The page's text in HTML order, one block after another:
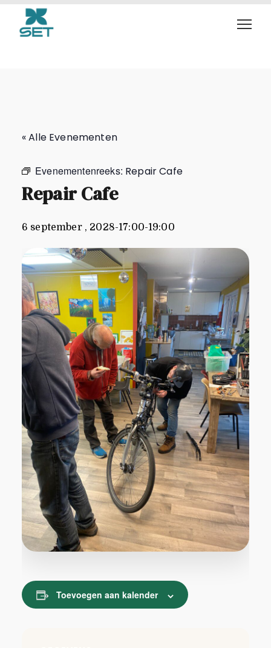
Repair Cafe
« Alle Evenementen
Evenementenreeks: Repair Cafe
Repair Cafe
6 september , 2028-17:00-19:00
Toevoegen aan kalender